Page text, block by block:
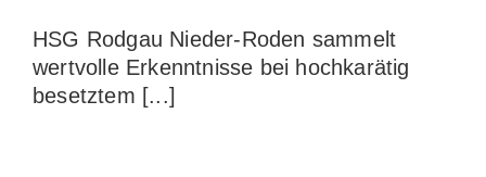
HSG Rodgau Nieder-Roden sammelt
wertvolle Erkenntnisse bei hochkarätig
besetztem [...]